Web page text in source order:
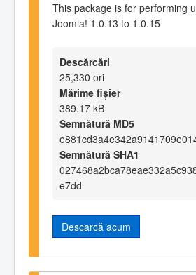
This package is for performing
Joomla! 1.0.13 to 1.0.15
Descărcări
25,330 ori
Mărime fișier
389.17 kB
Semnătură MD5
Semnătură SHA1
e7dd
Descarcă acum